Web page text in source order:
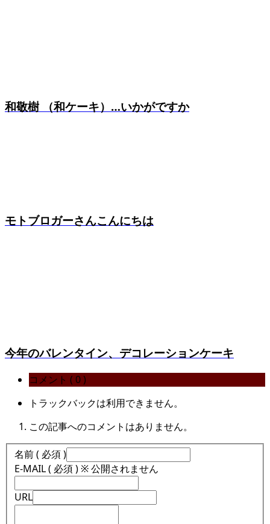
和敬樹 （和ケーキ）…いかがですか
モトブロガーさんこんにちは
今年のバレンタイン、デコレーションケーキ
コメント ( 0 )
トラックバックは利用できません。
この記事へのコメントはありません。
名前 ( 必須 )
E-MAIL ( 必須 ) ※ 公開されません
URL